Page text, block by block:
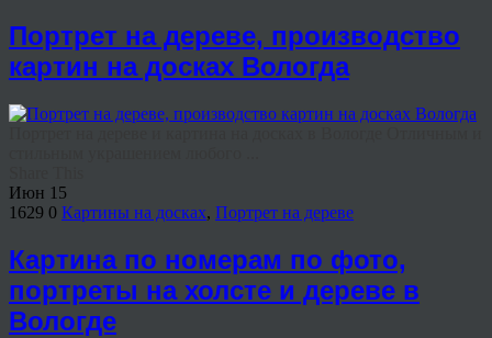
Портрет на дереве, производство
картин на досках Вологда
Июн 15
1629 0 Картины на досках, Портрет на дереве
Картина по номерам по фото,
портреты на холсте и дереве в
Вологде